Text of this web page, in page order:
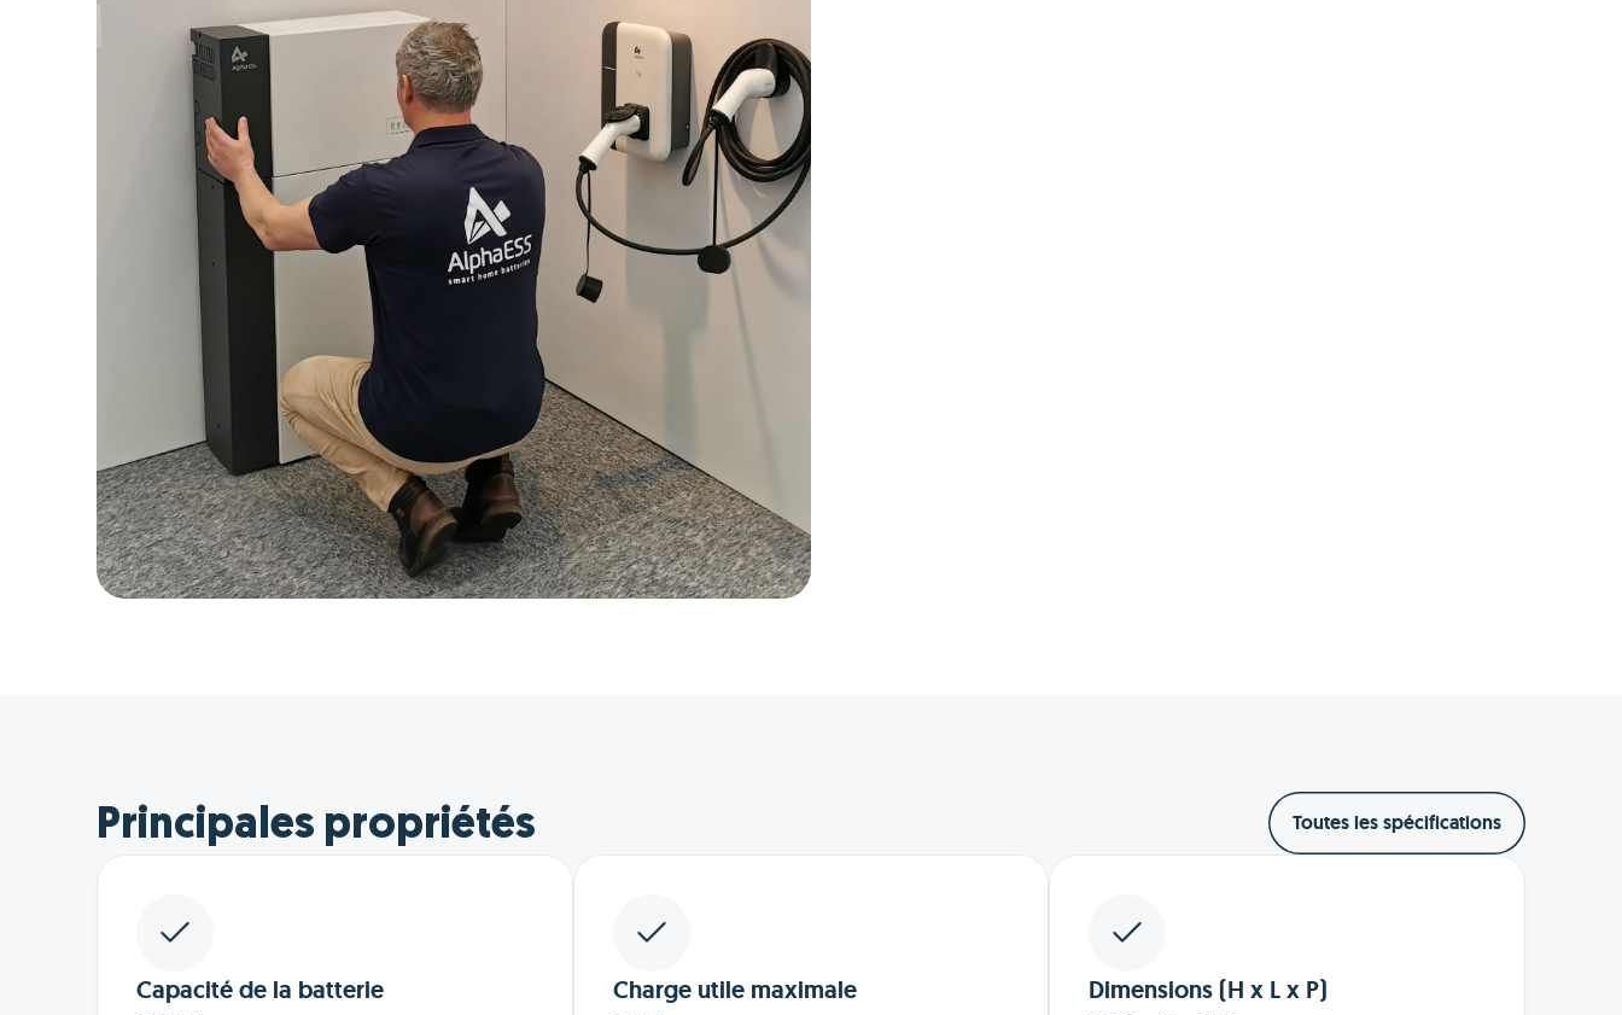
Principales propriétés Toutes les spécifications
Capacité de la batterie Charge utile maximale Dimensions (H x L x P)